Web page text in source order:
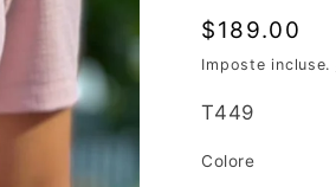
Prezzo
di
$189.00
Imposte incluse.
SKU:
T449
Colore